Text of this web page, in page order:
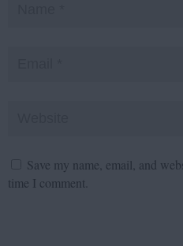
Save my name, email, and
time I comment.